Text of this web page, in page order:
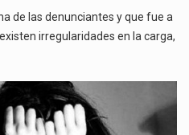
de las denunciantes y que fue a
irregularidades en la carga,